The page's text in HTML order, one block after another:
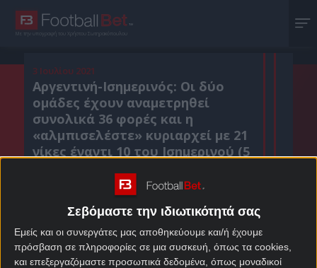
Σεβόμαστε την ιδιωτικότητά σας
Εμείς και οι συνεργάτες μας αποθηκεύουμε και/ή έχουμε
πρόσβαση σε πληροφορίες σε μια συσκευή, όπως τα cookies,
και επεξεργαζόμαστε προσωπικά δεδομένα, όπως μοναδικοί
Με την υπογραφή του Χρήστου Σωτηρακόπουλου
3 Ιουλίου 2021
Αργεντινή-Ισημερινός: Οι δύο
ομάδες έχουν αναμετρηθεί
συνολικά 36 φορές και η
«αλμπισελέστε» κυριαρχεί με 21
νίκες έναντι 10 του Ισημερινού (5
Κοιν. :
Πρόσθεσε το Footballbet.gr στην Google